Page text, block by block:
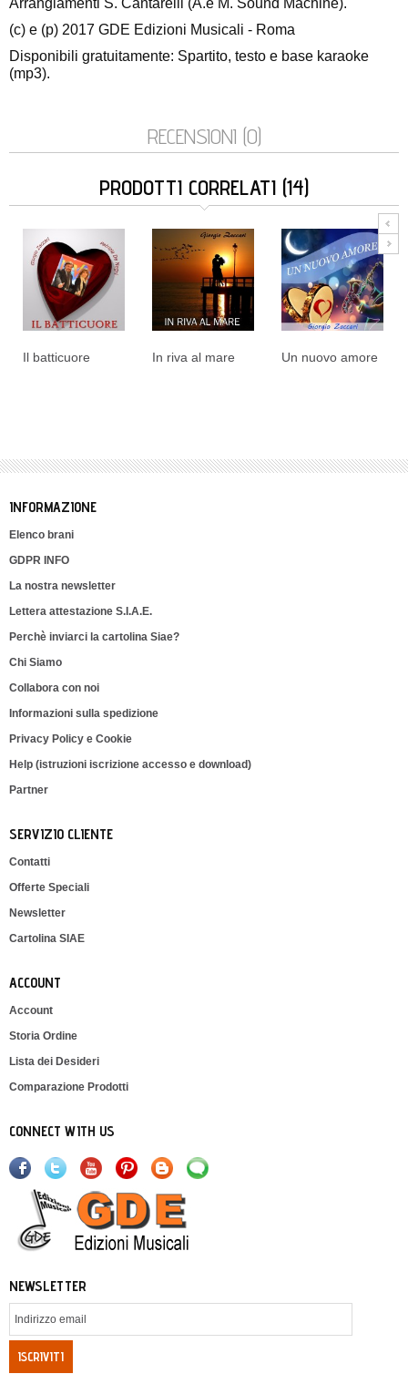
Arrangiamenti S. Cantarelli (A.e M. Sound Machine).
(c) e (p) 2017 GDE Edizioni Musicali - Roma
Disponibili gratuitamente: Spartito, testo e base karaoke
(mp3).
RECENSIONI (0)
PRODOTTI CORRELATI (14)
Il batticuore In riva al mare Un nuovo amore
INFORMAZIONE
Elenco brani
GDPR INFO
La nostra newsletter
Lettera attestazione S.I.A.E.
Perchè inviarci la cartolina Siae?
Chi Siamo
Collabora con noi
Informazioni sulla spedizione
Privacy Policy e Cookie
Help (istruzioni iscrizione accesso e download)
Partner
SERVIZIO CLIENTE
Contatti
Offerte Speciali
Newsletter
Cartolina SIAE
ACCOUNT
Account
Storia Ordine
Lista dei Desideri
Comparazione Prodotti
CONNECT WITH US
NEWSLETTER
ISCRIVITI